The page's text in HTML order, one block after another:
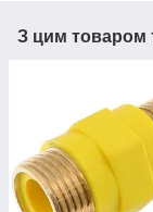
З цим товаром